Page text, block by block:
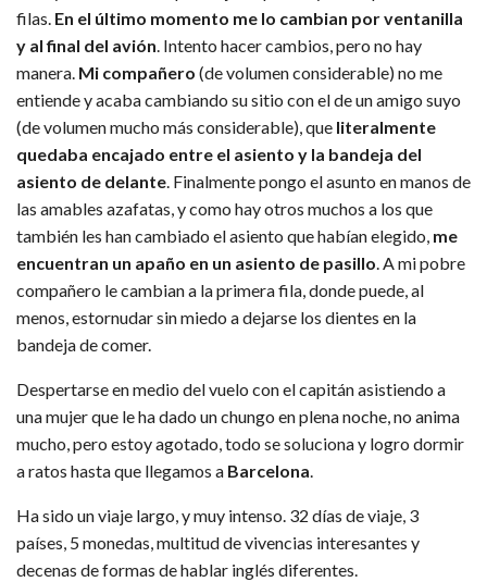
filas. En el último momento me lo cambian por ventanilla
y al final del avión. Intento hacer cambios, pero no hay
manera. Mi compañero (de volumen considerable) no me
entiende y acaba cambiando su sitio con el de un amigo suyo
(de volumen mucho más considerable), que literalmente
quedaba encajado entre el asiento y la bandeja del
asiento de delante. Finalmente pongo el asunto en manos de
las amables azafatas, y como hay otros muchos a los que
también les han cambiado el asiento que habían elegido, me
encuentran un apaño en un asiento de pasillo. A mi pobre
compañero le cambian a la primera fila, donde puede, al
menos, estornudar sin miedo a dejarse los dientes en la
bandeja de comer.
Despertarse en medio del vuelo con el capitán asistiendo a
una mujer que le ha dado un chungo en plena noche, no anima
mucho, pero estoy agotado, todo se soluciona y logro dormir
a ratos hasta que llegamos a Barcelona.
Ha sido un viaje largo, y muy intenso. 32 días de viaje, 3
países, 5 monedas, multitud de vivencias interesantes y
decenas de formas de hablar inglés diferentes.